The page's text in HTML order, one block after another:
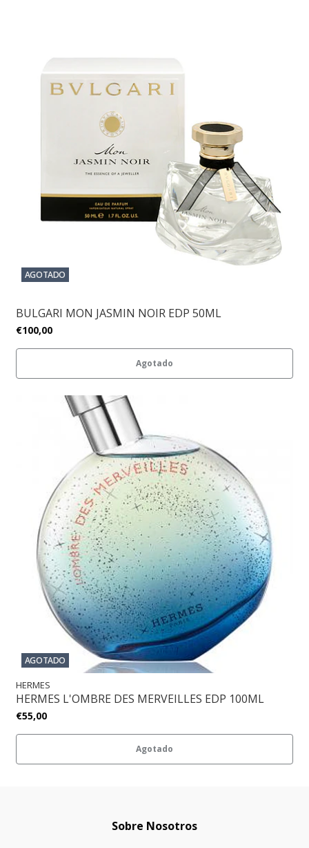
AGOTADO
BULGARI MON JASMIN NOIR EDP 50ML
€100,00
Agotado
AGOTADO
HERMES
HERMES L'OMBRE DES MERVEILLES EDP 100ML
€55,00
Agotado
Sobre Nosotros